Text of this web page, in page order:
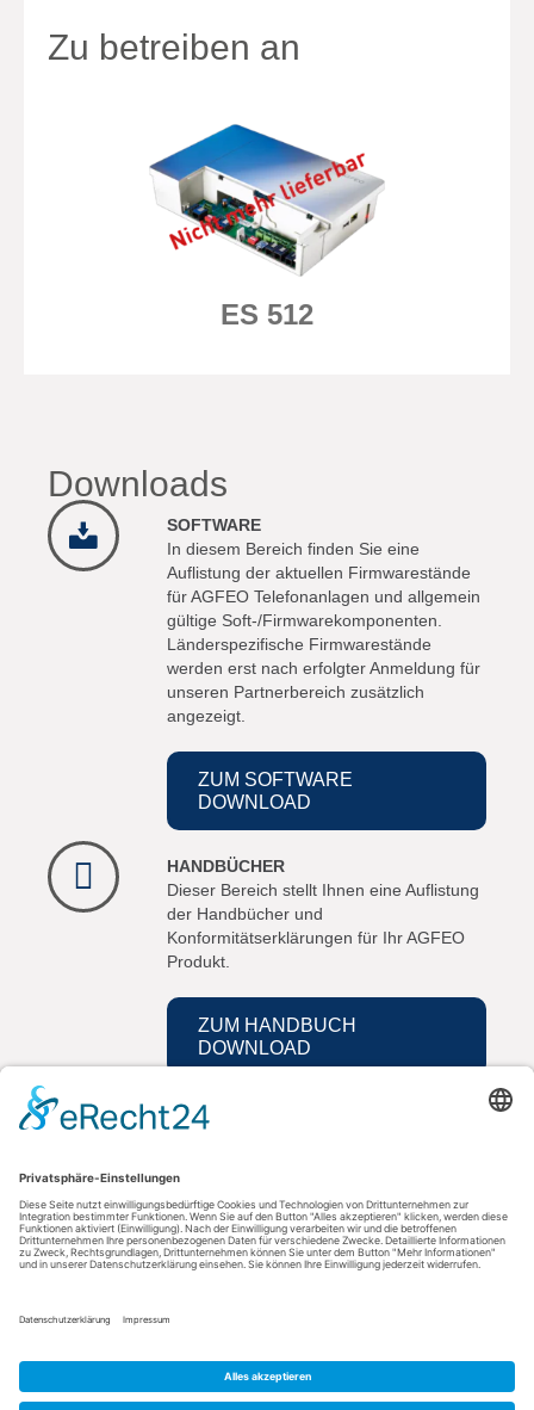
Zu betreiben an
ES 512
Downloads
SOFTWARE
In diesem Bereich finden Sie eine
Auflistung der aktuellen Firmwarestände
für AGFEO Telefonanlagen und allgemein
gültige Soft-/Firmwarekomponenten.
Länderspezifische Firmwarestände
werden erst nach erfolgter Anmeldung für
unseren Partnerbereich zusätzlich
angezeigt.
ZUM SOFTWARE
DOWNLOAD
HANDBÜCHER
Dieser Bereich stellt Ihnen eine Auflistung
der Handbücher und
Konformitätserklärungen für Ihr AGFEO
Produkt.
ZUM HANDBUCH
DOWNLOAD
Kontakt
AGFEO GmbH & Co. KG
33647 Bielefeld
Fax: +49 521 44709-98555
AGB
Datenschutz